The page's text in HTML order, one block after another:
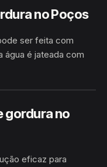
no Poços
ser feita com
água é jateada com
gordura no
eficaz para